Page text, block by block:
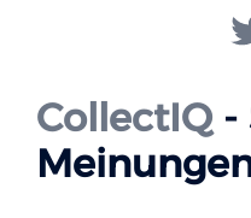
CollectIQ-